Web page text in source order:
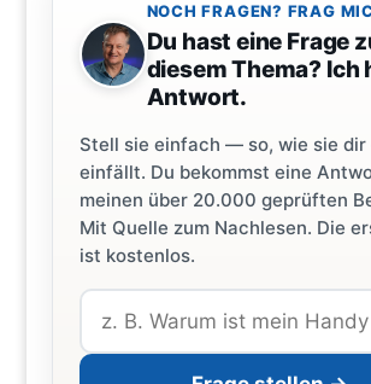
NOCH FRAGEN? FRAG
Du hast eine Frage
diesem Thema? Ich
Antwort.
Stell sie einfach — so, wie sie dir
einfällt. Du bekommst eine
meinen über 20.000 geprüften
Mit Quelle zum Nachlesen. Die
ist kostenlos.